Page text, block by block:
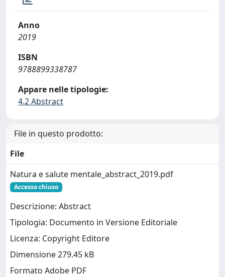
Anno
2019
ISBN
9788899338787
Appare nelle tipologie:
4.2 Abstract
File in questo prodotto:
File
Natura e salute mentale_abstract_2019.pdf
Accesso chiuso
Descrizione: Abstract
Tipologia: Documento in Versione Editoriale
Licenza: Copyright Editore
Dimensione 279.45 kB
Formato Adobe PDF